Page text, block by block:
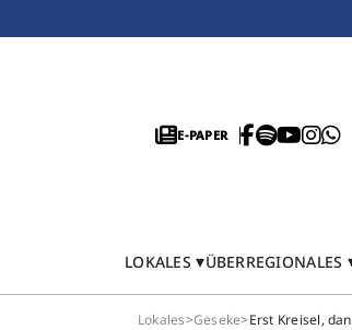
E-PAPER
LOKALES ÜBERREGIONALES
Lokales>Geseke>Erst Kreisel,